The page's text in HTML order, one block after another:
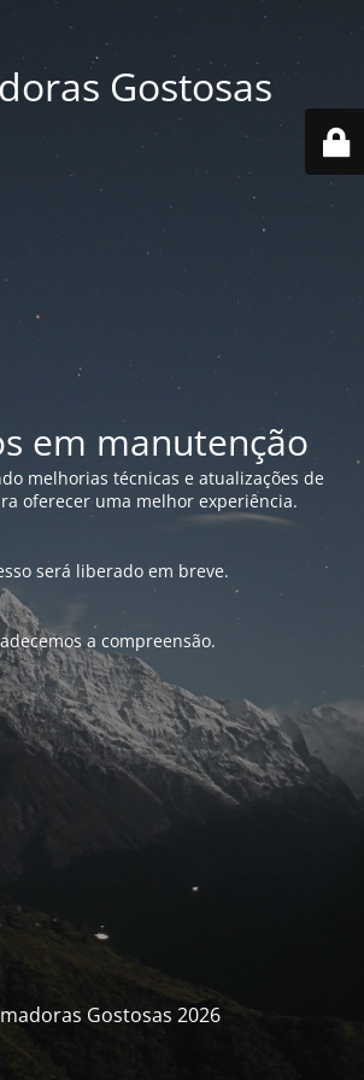
Gostosas
em manutenção
melhorias técnicas e atualizações de
oferecer uma melhor experiência.
será liberado em breve.
a compreensão.
Gostosas 2026